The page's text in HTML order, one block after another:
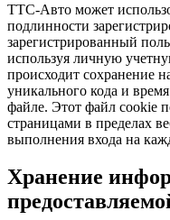
ТТС-Авто может
подлинности
зарегистрированный
используя личную
происходит сохранение
уникального кода и
файле. Этот файл сookie
страницами в пределах
выполнения входа на
Хранение